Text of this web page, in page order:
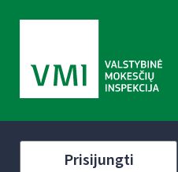
Prisijungti